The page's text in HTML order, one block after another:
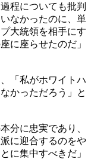
程についても批判
なかったのに、単
大統領を相手にす
に座らせたのだ」
「私がホワイトハ
かっただろう」と
分に忠実であり、
に迎合するのをや
に集中すべきだ」